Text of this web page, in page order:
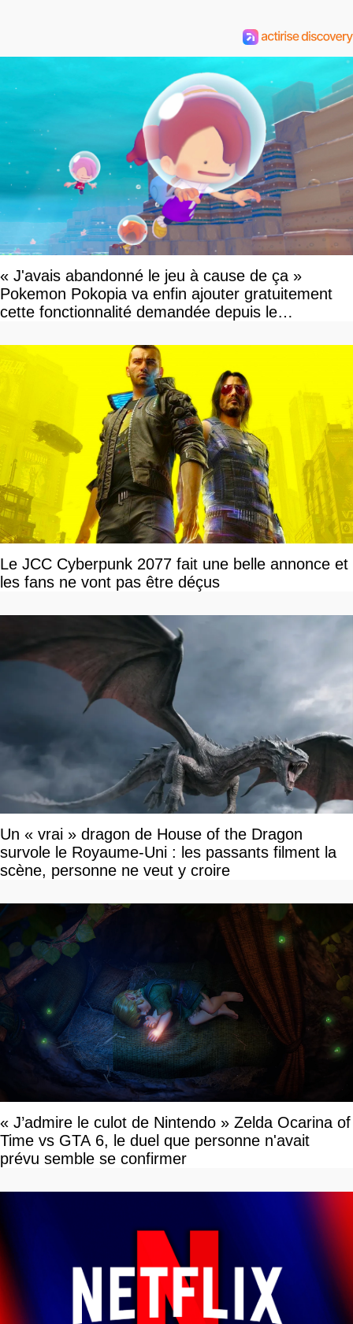
« J'avais abandonné le jeu à cause de ça »
Pokemon Pokopia va enfin ajouter gratuitement
cette fonctionnalité demandée depuis le
Le JCC Cyberpunk 2077 fait une belle annonce et
les fans ne vont pas être déçus
Un « vrai » dragon de House of the Dragon
survole le Royaume-Uni : les passants filment la
scène, personne ne veut y croire
« J’admire le culot de Nintendo » Zelda Ocarina of
Time vs GTA 6, le duel que personne n'avait
prévu semble se confirmer